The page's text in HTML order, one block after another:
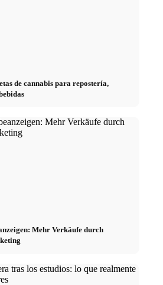
de cannabis para repostería,
Mehr Verkäufe durch